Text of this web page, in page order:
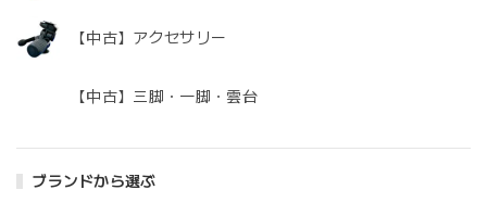
【中古】アクセサリー
【中古】三脚・一脚・雲台
ブランドから選ぶ